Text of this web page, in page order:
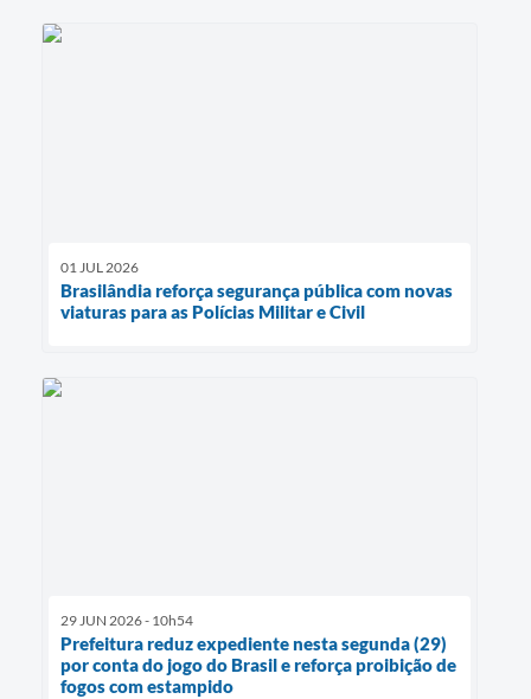
01 JUL 2026
Brasilândia reforça segurança pública com novas
viaturas para as Polícias Militar e Civil
29 JUN 2026 - 10h54
Prefeitura reduz expediente nesta segunda (29)
por conta do jogo do Brasil e reforça proibição de
fogos com estampido